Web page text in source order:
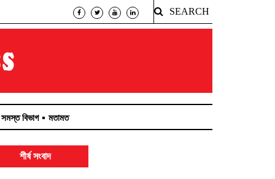
SEARCH
সমস্ত বিভাগ মতামত
শীর্ষ সংবাদ